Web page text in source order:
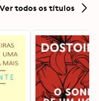
Ver todos os títulos